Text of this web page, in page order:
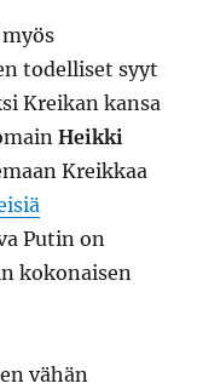
todelliset syyt
Kreikan kansa
Heikki
Kreikkaa
Putin on
kokonaisen
vähän